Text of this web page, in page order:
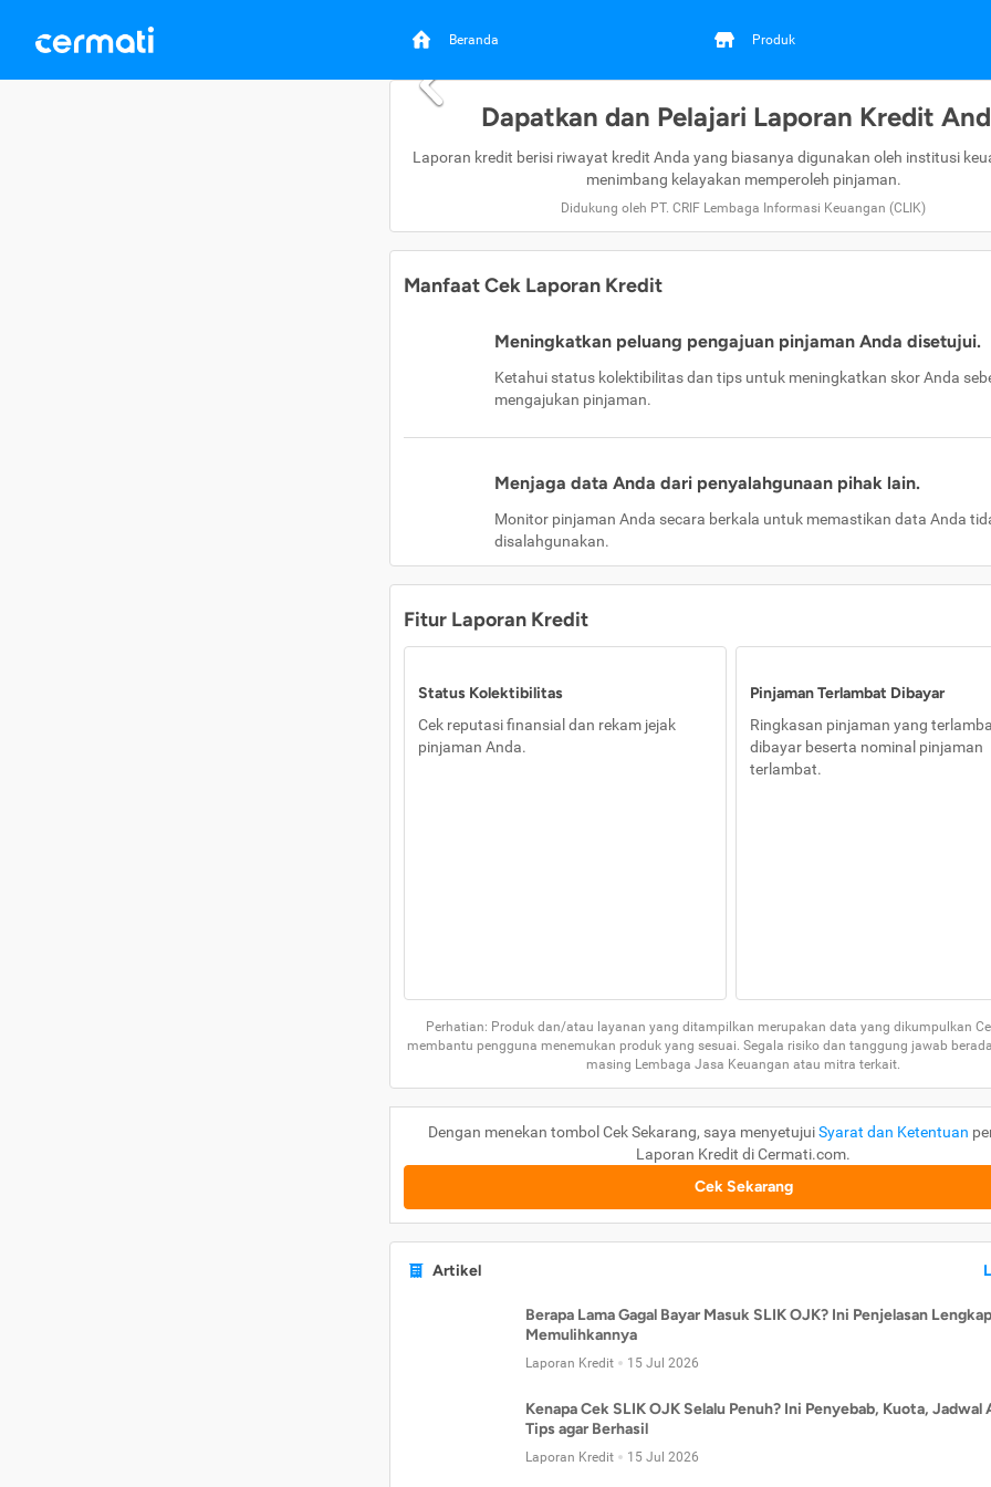
Beranda Produk
Dapatkan dan Pelajari Laporan Kredit
Laporan kredit berisi riwayat kredit Anda yang biasanya digunakan oleh institusi
menimbang kelayakan memperoleh pinjaman.
Didukung oleh PT. CRIF Lembaga Informasi Keuangan (CLIK)
Manfaat Cek Laporan Kredit
Meningkatkan peluang pengajuan pinjaman Anda disetujui.
Ketahui status kolektibilitas dan tips untuk meningkatkan skor Anda
mengajukan pinjaman.
Menjaga data Anda dari penyalahgunaan pihak lain.
Monitor pinjaman Anda secara berkala untuk memastikan data Anda
disalahgunakan.
Fitur Laporan Kredit
Status Kolektibilitas
Cek reputasi finansial dan rekam jejak
pinjaman Anda.
Pinjaman Terlambat Dibayar
Ringkasan pinjaman yang
dibayar beserta nominal pinjaman
terlambat.
Perhatian: Produk dan/atau layanan yang ditampilkan merupakan data yang dikumpulkan
membantu pengguna menemukan produk yang sesuai. Segala risiko dan tanggung jawab
masing Lembaga Jasa Keuangan atau mitra terkait.
Dengan menekan tombol Cek Sekarang, saya menyetujuiSyarat dan Ketentuan
Laporan Kredit di Cermati.com.
Cek Sekarang
Artikel
Berapa Lama Gagal Bayar Masuk SLIK OJK? Ini Penjelasan
Memulihkannya
Laporan Kredit 15 Jul 2026
Kenapa Cek SLIK OJK Selalu Penuh? Ini Penyebab, Kuota, Jadwal
Tips agar Berhasil
Laporan Kredit 15 Jul 2026